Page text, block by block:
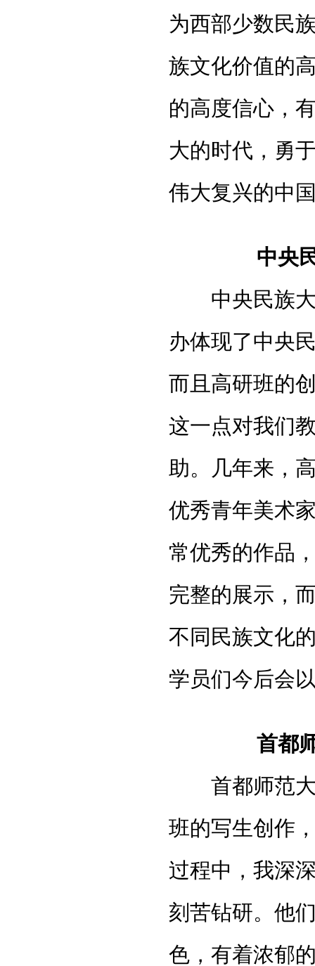
为西部少数民
族文化价值的
的高度信心，
大的时代，勇
伟大复兴的中
中央
中央民族大
办体现了中央
而且高研班的
这一点对我们
助。几年来，
优秀青年美术
常优秀的作品
完整的展示，
不同民族文化
学员们今后会
首都
首都师范大
班的写生创作
过程中，我深
刻苦钻研。他
色，有着浓郁